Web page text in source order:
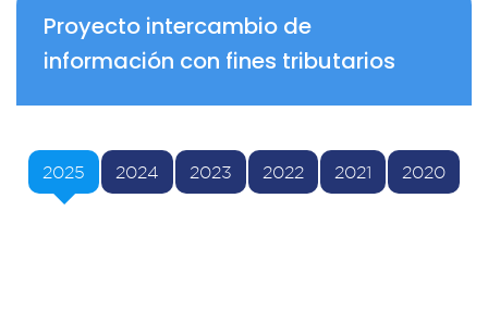
Proyecto intercambio de
información con fines tributarios
2025 2024 2023 2022 2021 2020